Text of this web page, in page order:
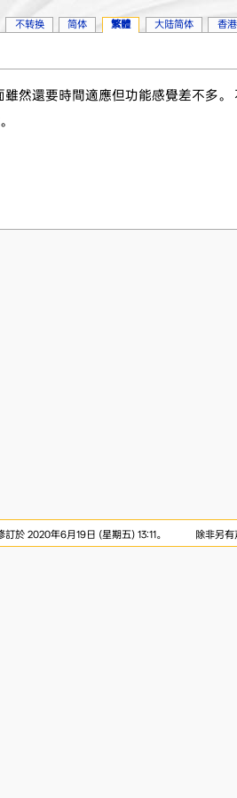
然還要時間適應但功能感覺差不多
不转换 简体 繁體 大陆简体 香
於 2020年6月19日 (星期五) 13:11。 除非另